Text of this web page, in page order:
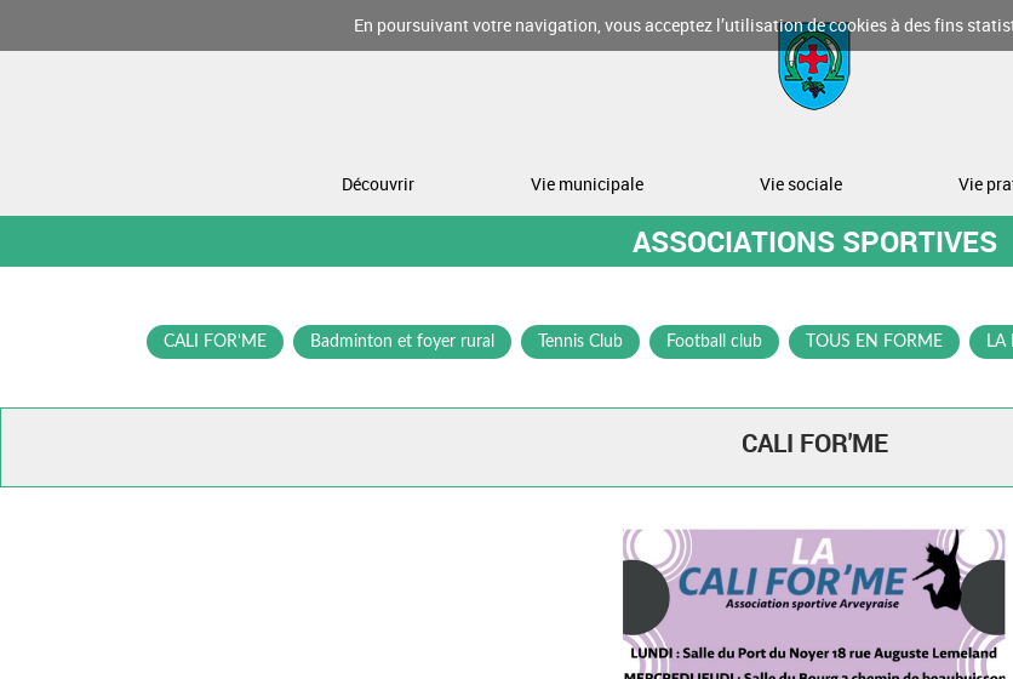
En poursuivant votre navigation, vous acceptez l’utilisation de cookies à des fins
Découvrir Vie municipale Vie sociale Vie
ASSOCIATIONS SPORTIVES
CALI FOR'ME Badminton et foyer rural Tennis Club Football club TOUS EN FORME LA
CALI FOR'ME